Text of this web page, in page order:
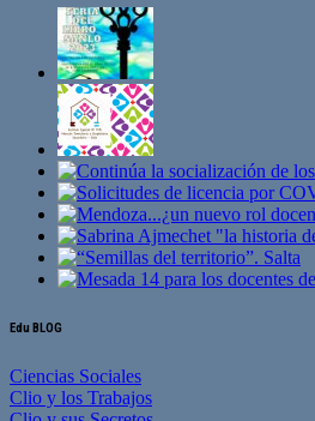
Edu BLOG
Ciencias Sociales
Clio y los Trabajos